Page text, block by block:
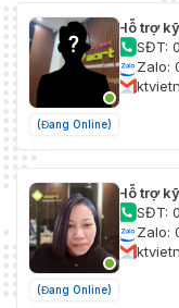
(Đang Online)
Hỗ trợ
SĐT:
Zalo:
(Đang Online)
Hỗ trợ
SĐT:
Zalo: